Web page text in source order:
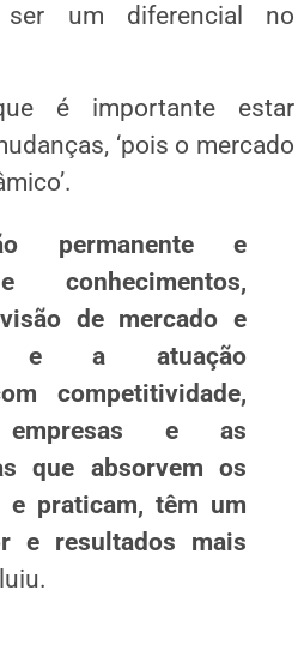
ser um diferencial no
é importante estar
‘pois o mercado
permanente e
conhecimentos,
de mercado e
e a atuação
competitividade,
e as
que absorvem os
e praticam, têm um
e resultados mais